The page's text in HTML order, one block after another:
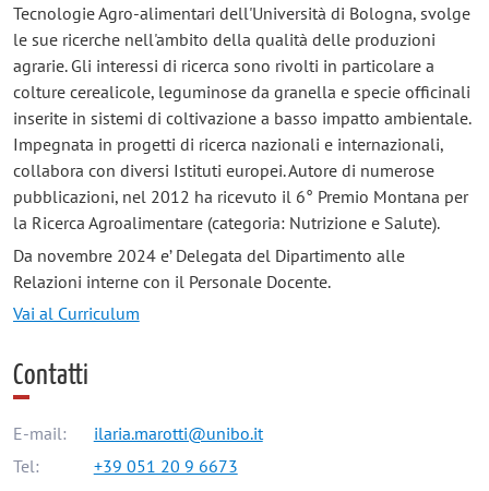
Tecnologie Agro-alimentari dell'Università di Bologna, svolge
le sue ricerche nell'ambito della qualità delle produzioni
agrarie. Gli interessi di ricerca sono rivolti in particolare a
colture cerealicole, leguminose da granella e specie officinali
inserite in sistemi di coltivazione a basso impatto ambientale.
Impegnata in progetti di ricerca nazionali e internazionali,
collabora con diversi Istituti europei. Autore di numerose
pubblicazioni, nel 2012 ha ricevuto il 6° Premio Montana per
la Ricerca Agroalimentare (categoria: Nutrizione e Salute).
Da novembre 2024 e’ Delegata del Dipartimento alle
Relazioni interne con il Personale Docente.
Vai al Curriculum
Contatti
E-mail:
ilaria.marotti@unibo.it
Tel:
+39 051 20 9 6673